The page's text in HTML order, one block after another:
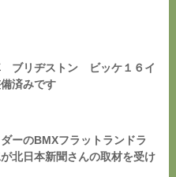
ブリヂストン ビッケ１６イ
済みです
ーのBMXフラットランドラ
北日本新聞さんの取材を受け